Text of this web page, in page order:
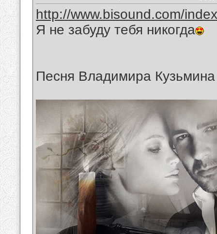
http://www.bisound.com/
Я не забуду тебя никогда
Песня Владимира Кузьмина